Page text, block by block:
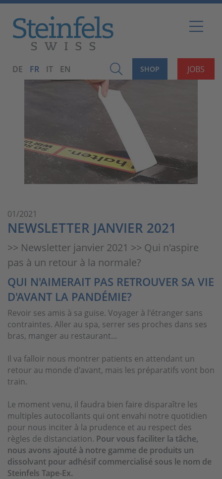
JOBS
SHOP
DE FR IT EN
01/2021
NEWSLETTER JANVIER 2021
>> Newsletter janvier 2021 >> Qui n'aspire
pas à un retour à la normale?
QUI N'AIMERAIT PAS RETROUVER SA VIE
D'AVANT LA PANDÉMIE?
Revoir ses amis à sa guise. Voyager à l'étranger sans
contraintes. Aller au spa, serrer ses proches dans ses
bras, manger au restaurant...
Il va falloir nous montrer patients en attendant un
retour au monde d'avant, mais les préparatifs vont bon
train.
Le moment venu, il faudra bien faire disparaître les
multiples autocollants qui ont envahi notre quotidien
pour nous inciter à la prudence et au respect des
règles de distanciation. Pour vous faciliter la tâche,
nous avons ajouté à notre gamme de produits un
dissolvant pour adhésif commercialisé sous le nom de
Steinfels Tape-Ex.